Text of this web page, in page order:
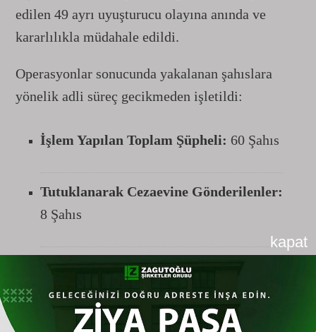
kapat
edilen 49 ayrı uyuşturucu olayına anında ve
kararlılıkla müdahale edildi.
Operasyonlar sonucunda yakalanan şahıslara
yönelik adli süreç gecikmeden işletildi:
İşlem Yapılan Toplam Şüpheli: 60 Şahıs
Tutuklanarak Cezaevine Gönderilenler:
8 Şahıs
Adli Kontrol / Serbest Bırakılanlar:
Şahıs